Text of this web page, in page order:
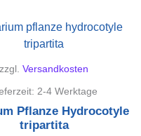
zzgl. Versandkosten
2-4 Werktage
Pflanze Hydrocotyle
tripartita